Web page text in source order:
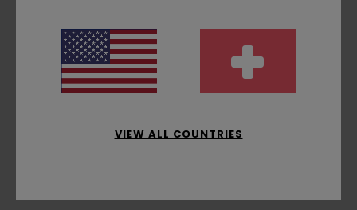
Mercedes25. Mai 2026
Verifizierter Kauf
Meinem Neffen hat es sehr gut gefallen
Original anzeigen - Castellano
Komfort: 4/5 Preis-Leistungs-Verhältnis: 4
Material: 4/5
5/5
VIEW ALL COUNTRIES